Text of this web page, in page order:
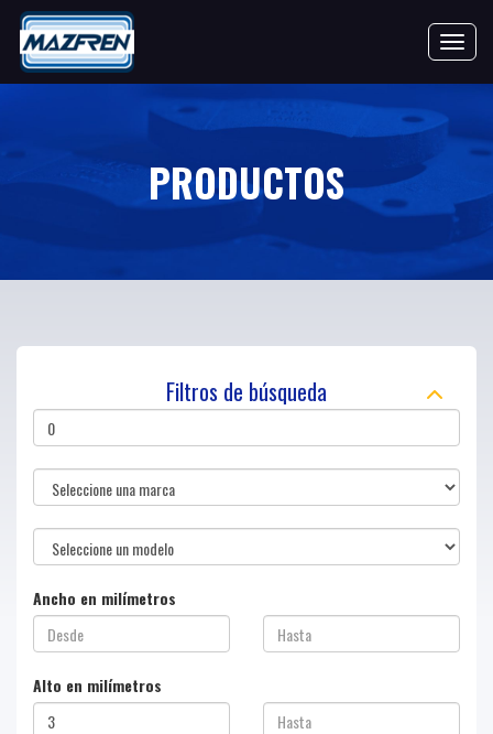
PRODUCTOS
Filtros de búsqueda
Ancho en milímetros
Alto en milímetros